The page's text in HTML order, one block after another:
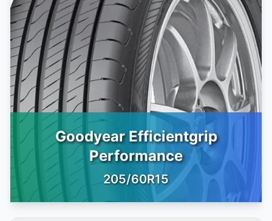
Goodyear Efficientgrip
Performance
205/60R15